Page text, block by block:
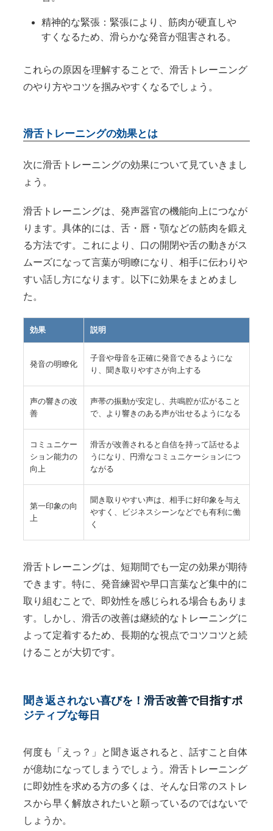
精神的な緊張：緊張により、筋肉が硬直しや
すくなるため、滑らかな発音が阻害される。
これらの原因を理解することで、滑舌トレーニング
のやり方やコツを掴みやすくなるでしょう。
滑舌トレーニングの効果とは
次に滑舌トレーニングの効果について見ていきまし
ょう。
滑舌トレーニングは、発声器官の機能向上につなが
ります。具体的には、舌・唇・顎などの筋肉を鍛え
る方法です。これにより、口の開閉や舌の動きがス
ムーズになって言葉が明瞭になり、相手に伝わりや
すい話し方になります。以下に効果をまとめまし
た。
効果 説明
発音の明瞭化
子音や母音を正確に発音できるようにな
り、聞き取りやすさが向上する
声の響きの改
善
声帯の振動が安定し、共鳴腔が広がること
で、より響きのある声が出せるようになる
コミュニケー
ション能力の
向上
滑舌が改善されると自信を持って話せるよ
うになり、円滑なコミュニケーションにつ
ながる
第一印象の向
上
聞き取りやすい声は、相手に好印象を与え
やすく、ビジネスシーンなどでも有利に働
く
滑舌トレーニングは、短期間でも一定の効果が期待
できます。特に、発音練習や早口言葉など集中的に
取り組むことで、即効性を感じられる場合もありま
す。しかし、滑舌の改善は継続的なトレーニングに
よって定着するため、長期的な視点でコツコツと続
けることが大切です。
聞き返されない喜びを！滑舌改善で目指すポ
ジティブな毎日
何度も「えっ？」と聞き返されると、話すこと自体
が億劫になってしまうでしょう。滑舌トレーニング
に即効性を求める方の多くは、そんな日常のストレ
スから早く解放されたいと願っているのではないで
しょうか。